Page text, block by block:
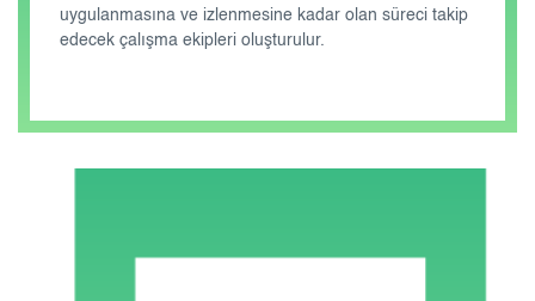
uygulanmasına ve izlenmesine kadar olan süreci takip
edecek çalışma ekipleri oluşturulur.